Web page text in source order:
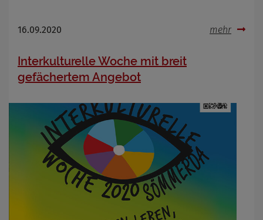
16.09.2020 mehr
Interkulturelle Woche mit breit
gefächertem Angebot